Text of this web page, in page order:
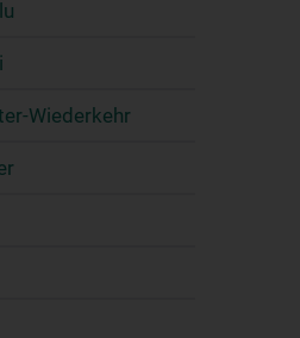
Wiederkehr